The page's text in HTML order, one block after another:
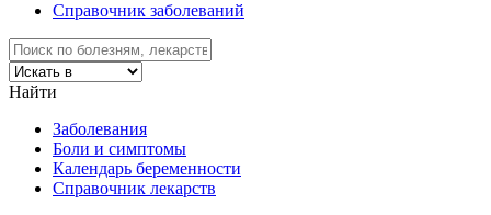
Справочник заболеваний
Найти
Заболевания
Боли и симптомы
Календарь беременности
Справочник лекарств